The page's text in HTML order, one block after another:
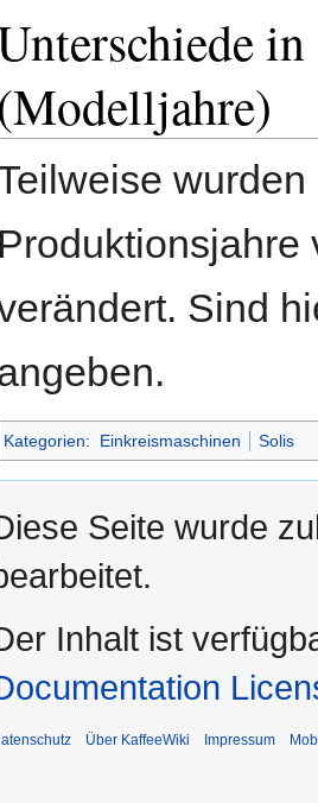
(Modelljahre)
Produktionsjahre
Sind
Kategorien: Einkreismaschinen Solis
Seite wurde
Inhalt ist
Über KaffeeWiki Impressum